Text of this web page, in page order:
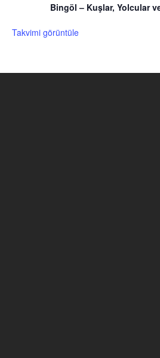
Bingöl – Kuşlar, Yolcular
Takvimi görüntüle